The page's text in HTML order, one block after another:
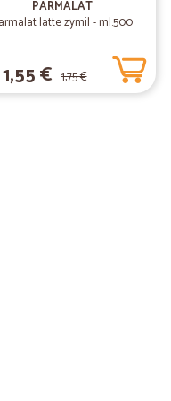
12/12/2019
servizio
i
PARMALAT
latte zymil - ml.500
1,55 € 1,75 €